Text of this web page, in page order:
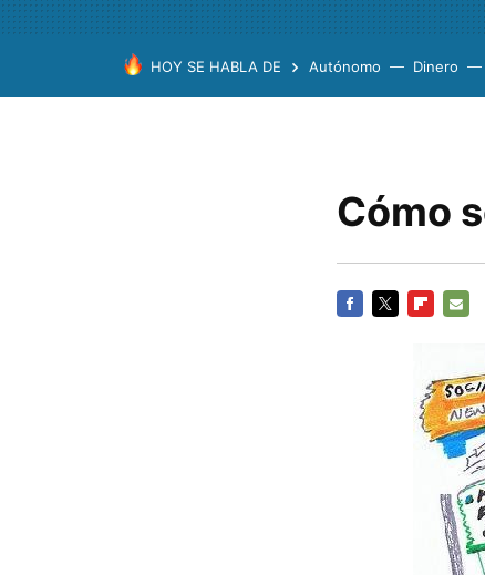
HOY SE HABLA DE Autónomo Dinero
Cómo